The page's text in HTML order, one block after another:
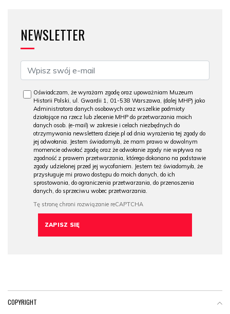
NEWSLETTER
Oświadczam, że wyrażam zgodę oraz upoważniam Muzeum
Historii Polski, ul. Gwardii 1, 01-538 Warszawa, (dalej MHP) jako
Administratora danych osobowych oraz wszelkie podmioty
działające na rzecz lub zlecenie MHP do przetwarzania moich
danych osob. (e-mail) w zakresie i celach niezbędnych do
otrzymywania newslettera dzieje.pl od dnia wyrażenia tej zgody do
jej odwołania. Jestem świadomy/a, że mam prawo w dowolnym
momencie odwołać zgodę oraz że odwołanie zgody nie wpływa na
zgodność z prawem przetwarzania, którego dokonano na podstawie
zgody udzielonej przed jej wycofaniem. Jestem też świadomy/a, że
przysługuje mi prawo dostępu do moich danych, do ich
sprostowania, do ograniczenia przetwarzania, do przenoszenia
danych, do sprzeciwu wobec przetwarzania.
COPYRIGHT